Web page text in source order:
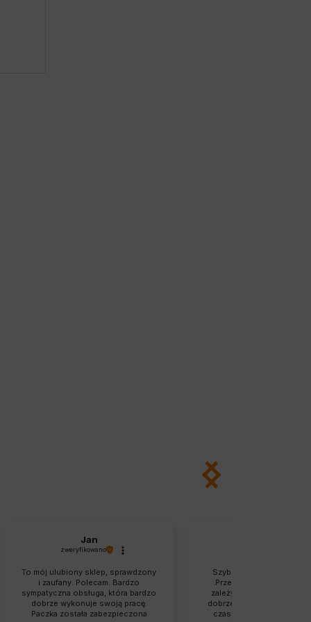
Jan
zweryfikowano
To mój ulubiony sklep, sprawdzony
i zaufany. Polecam. Bardzo
sympatyczna obsługa, która bardzo
dobrze wykonuje swoją pracę.
Paczka została zabezpieczona
Szybka reakcja na
.Przemiła obsługa, czuć,
zależy na kliencie. Jest
dobrze zapakowana.
czas, zgodna z